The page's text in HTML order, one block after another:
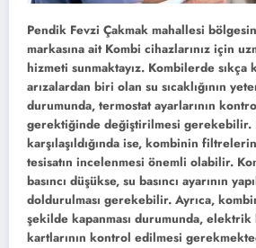
Pendik Fevzi Çakmak mahallesi
markasına ait Kombi cihazlarınız için
hizmeti sunmaktayız. Kombilerde sıkça
arızalardan biri olan su sıcaklığının
durumunda, termostat ayarlarının
gerektiğinde değiştirilmesi gerekebilir.
karşılaşıldığında ise, kombinin
tesisatın incelenmesi önemli olabilir.
basıncı düşükse, su basıncı ayarının
doldurulması gerekebilir. Ayrıca,
şekilde kapanması durumunda, elektrik
kartlarının kontrol edilmesi